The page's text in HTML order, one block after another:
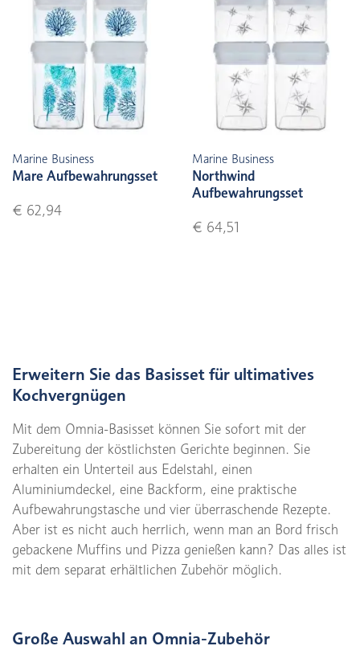
Marine Business
Mare Aufbewahrungsset
€ 62,94
Marine Business
Northwind
Aufbewahrungsset
€ 64,51
Erweitern Sie das Basisset für ultimatives
Kochvergnügen
Mit dem Omnia-Basisset können Sie sofort mit der
Zubereitung der köstlichsten Gerichte beginnen. Sie
erhalten ein Unterteil aus Edelstahl, einen
Aluminiumdeckel, eine Backform, eine praktische
Aufbewahrungstasche und vier überraschende Rezepte.
Aber ist es nicht auch herrlich, wenn man an Bord frisch
gebackene Muffins und Pizza genießen kann? Das alles ist
mit dem separat erhältlichen Zubehör möglich.
Große Auswahl an Omnia-Zubehör